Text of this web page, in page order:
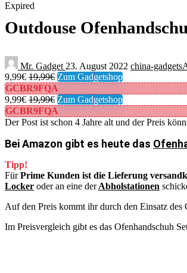
Expired
Outdouse
Mr. Gadget 23. August 2022 china-gadgets
9,99€ 19,99€ Zum Gadgetshop
GCBR9FQA
9,99€ 19,99€ Zum Gadgetshop
GCBR9FQA
Der Post ist schon 4 Jahre alt und der Preis
Bei Amazon gibt es heute das
Tipp!
FürPrime Kunden ist die Lieferung
Locker oder an eine der Abholstationen
Auf den Preis kommt ihr durch den Einsatz des
Im Preisvergleich gibt es das Ofenhandschuh